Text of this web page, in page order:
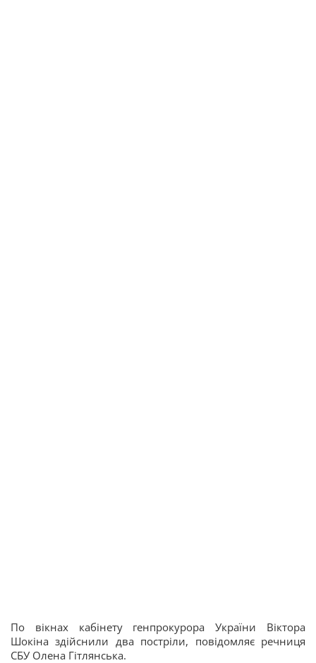
По вікнах кабінету генпрокурора України Віктора
Шокіна здійснили два постріли, повідомляє речниця
СБУ Олена Гітлянська.